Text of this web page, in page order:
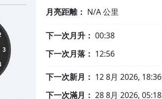
3
月亮距離： N/A公里
下一次月升： 00:38
下一次月落： 12:56
下一次新月： 12 8月 2026, 18:36
下一次滿月： 28 8月 2026, 05:18